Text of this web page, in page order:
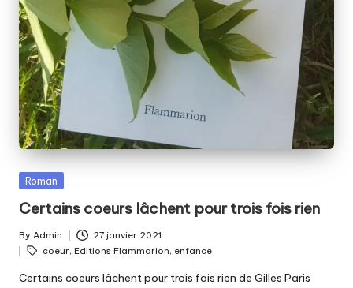
Posted
Roman
Certains coeurs lâchent pour trois fois rien
Posted
by
By Admin 27 janvier 2021
Tags:
coeur, Editions Flammarion, enfance
Certains coeurs lâchent pour trois fois rien de Gilles Paris